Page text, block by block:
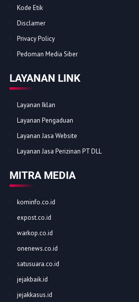
Kode Etik
Disclamer
Privacy Policy
Pedoman Media Siber
LAYANAN LINK
Layanan Iklan
Layanan Pengaduan
Layanan Jasa Website
Layanan Jasa Perizinan PT DLL
MITRA MEDIA
kominfo.co.id
expost.co.id
warkop.co.id
onenews.co.id
satusuara.co.id
jejakbaik.id
jejakkasus.id